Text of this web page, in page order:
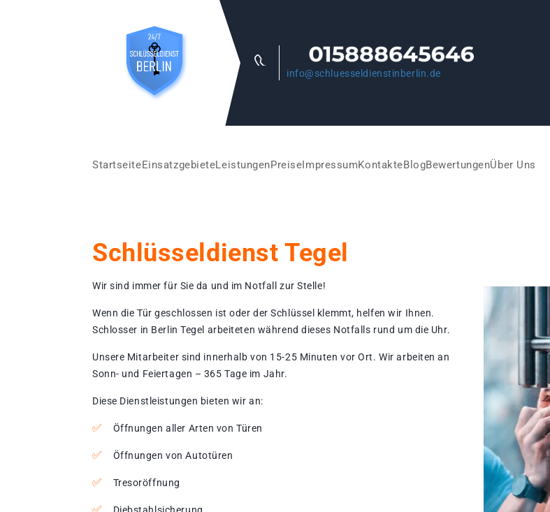
info@schluesseldienstinberlin.de
StartseiteEinsatzgebieteLeistungenPreiseImpressumKontakteBlogBewertungenÜber Uns
Schlüsseldienst Tegel
Wir sind immer für Sie da und im Notfall zur Stelle!
Wenn die Tür geschlossen ist oder der Schlüssel klemmt, helfen wir Ihnen.
Schlosser in Berlin Tegel arbeiteten während dieses Notfalls rund um die Uhr.
Unsere Mitarbeiter sind innerhalb von 15-25 Minuten vor Ort. Wir arbeiten an
Sonn- und Feiertagen – 365 Tage im Jahr.
Diese Dienstleistungen bieten wir an:
Öffnungen aller Arten von Türen
Öffnungen von Autotüren
Tresoröffnung